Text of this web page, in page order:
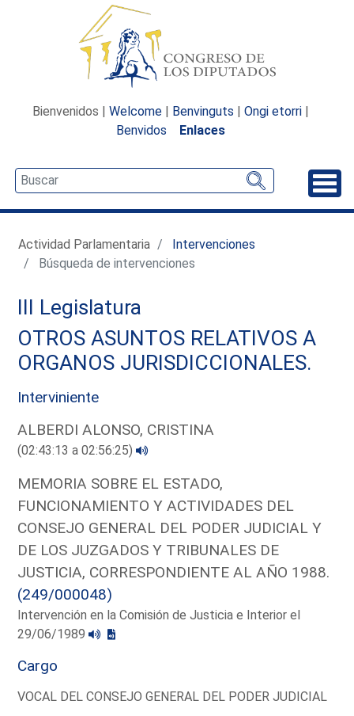
Bienvenidos | Welcome | Benvinguts | Ongi etorri |
Benvidos
Enlaces
Actividad Parlamentaria
Intervenciones
Búsqueda de intervenciones
III Legislatura
OTROS ASUNTOS RELATIVOS A
ORGANOS JURISDICCIONALES.
Interviniente
ALBERDI ALONSO, CRISTINA
(02:43:13 a 02:56:25)
MEMORIA SOBRE EL ESTADO,
FUNCIONAMIENTO Y ACTIVIDADES DEL
CONSEJO GENERAL DEL PODER JUDICIAL Y
DE LOS JUZGADOS Y TRIBUNALES DE
JUSTICIA, CORRESPONDIENTE AL AÑO 1988.
(249/000048)
Intervención en la Comisión de Justicia e Interior el
29/06/1989
Cargo
VOCAL DEL CONSEJO GENERAL DEL PODER JUDICIAL